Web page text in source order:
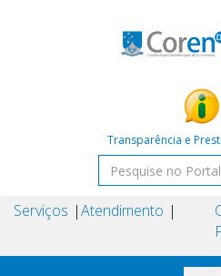
Transparência e
Serviços Atendimento